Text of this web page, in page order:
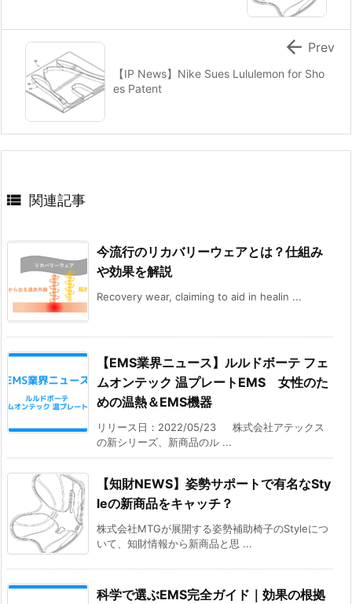
【IP News】Nike Sues Lululemon for Sho
es Patent
 Prev
 関連記事
今流行のリカバリーウェアとは？仕組み
や効果を解説
Recovery wear, claiming to aid in healin ...
【EMS業界ニュース】ルルドボーテ フェ
ムオンテック 温プレートEMS 女性のた
めの温熱＆EMS機器
リリース日：2022/05/23 株式会社アテックス
の新シリーズ、新商品のル ...
【知財NEWS】姿勢サポートで有名なSty
leの新商品をキャッチ？
株式会社MTGが展開する姿勢補助椅子のStyleにつ
いて、知財情報から新商品と思 ...
科学で選ぶEMS完全ガイド｜効果の根拠